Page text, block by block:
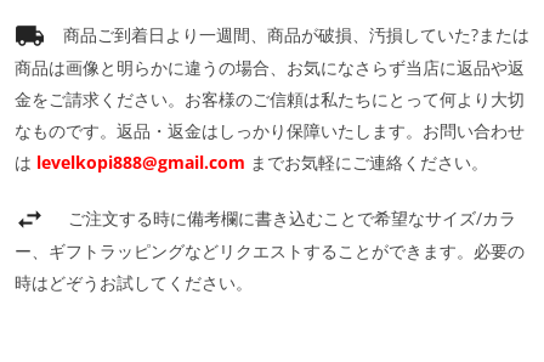
商品ご到着日より一週間、商品が破損、汚損していた?または
商品は画像と明らかに違うの場合、お気になさらず当店に返品や返
金をご請求ください。お客様のご信頼は私たちにとって何より大切
なものです。返品・返金はしっかり保障いたします。お問い合わせ
は levelkopi888@gmail.com までお気軽にご連絡ください。
ご注文する時に備考欄に書き込むことで希望なサイズ/カラ
ー、ギフトラッピングなどリクエストすることができます。必要の
時はどぞうお試してください。